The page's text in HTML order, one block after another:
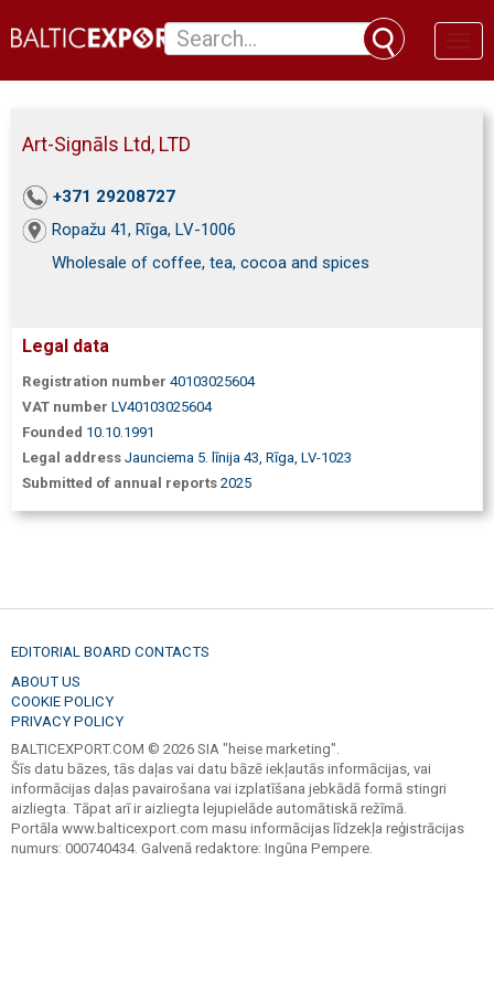
Art-Signāls Ltd, LTD
+371 29208727
Ropažu 41, Rīga, LV-1006
Wholesale of coffee, tea, cocoa and spices
Legal data
Registration number 40103025604
VAT number LV40103025604
Founded 10.10.1991
Legal address Jaunciema 5. līnija 43, Rīga, LV-1023
Submitted of annual reports 2025
EDITORIAL BOARD CONTACTS
ABOUT US
COOKIE POLICY
PRIVACY POLICY
BALTICEXPORT.COM © 2026 SIA "heise marketing".
Šīs datu bāzes, tās daļas vai datu bāzē iekļautās informācijas, vai
informācijas daļas pavairošana vai izplatīšana jebkādā formā stingri
aizliegta. Tāpat arī ir aizliegta lejupielāde automātiskā režīmā.
Portāla www.balticexport.com masu informācijas līdzekļa reģistrācijas
numurs: 000740434. Galvenā redaktore: Ingūna Pempere.